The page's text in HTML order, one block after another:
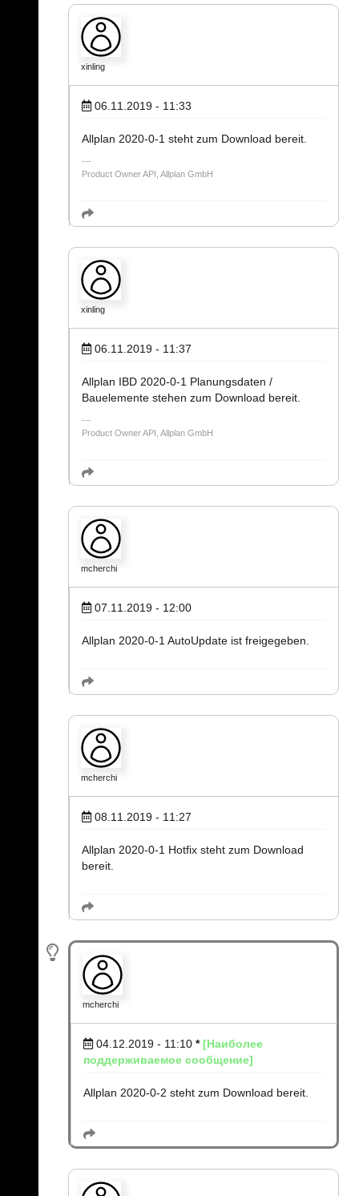
xinling
06.11.2019 - 11:33
Allplan 2020-0-1 steht zum Download bereit.
Product Owner API, Allplan GmbH
xinling
06.11.2019 - 11:37
Allplan IBD 2020-0-1 Planungsdaten /
Bauelemente stehen zum Download bereit.
Product Owner API, Allplan GmbH
mcherchi
07.11.2019 - 12:00
Allplan 2020-0-1 AutoUpdate ist freigegeben.
mcherchi
08.11.2019 - 11:27
Allplan 2020-0-1 Hotfix steht zum Download
bereit.
mcherchi
04.12.2019 - 11:10 * [Наиболее
поддерживаемое сообщение]
Allplan 2020-0-2 steht zum Download bereit.